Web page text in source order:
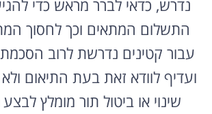
נדרש, כדאי לברר מראש כדי
התשלום המתאים וכך לחסוך
עבור קטינים נדרשת לרוב
ועדיף לוודא זאת בעת התיאום
שינוי או ביטול תור מומלץ